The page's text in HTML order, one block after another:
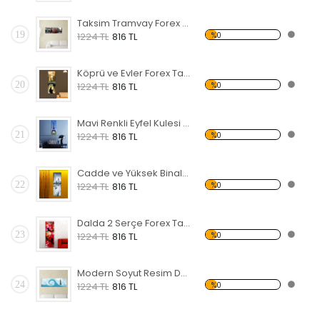
19
Taksim Tramvay Forex Tablo
1224 TL 816 TL %0
20
Köprü ve Evler Forex Tablo
1224 TL 816 TL %0
21
Mavi Renkli Eyfel Kulesi Forex Tablo
1224 TL 816 TL %0
22
Cadde ve Yüksek Binalar Forex Tablo
1224 TL 816 TL %0
23
Dalda 2 Serçe Forex Tablo
1224 TL 816 TL %0
24
Modern Soyut Resim Deniz Feneri Forex Tablo
1224 TL 816 TL %0